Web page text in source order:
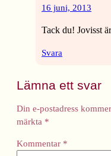
16 juni, 2013
Tack du! Jovisst
Svara
Lämna ett svar
Din e-postadress
märkta *
Kommentar *